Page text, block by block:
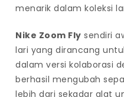
menarik dalam koleksi
Nike Zoom Fly sendiri
lari yang dirancang
dalam versi kolaborasi
berhasil mengubah
lebih dari sekadar alat